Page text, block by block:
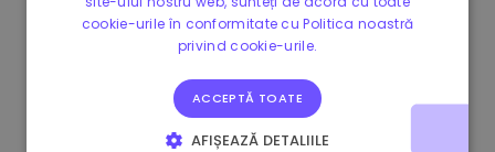
cookie-urile în conformitate cu Politica noastră
privind cookie-urile.
ACCEPTĂ TOATE
AFIȘEAZĂ DETALIILE